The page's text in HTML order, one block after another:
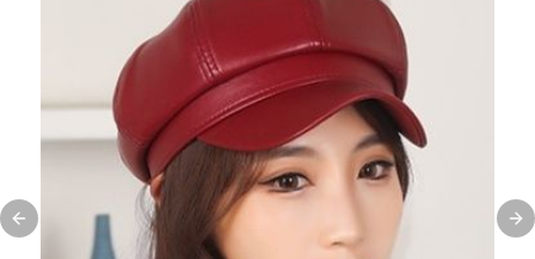
Previous slide